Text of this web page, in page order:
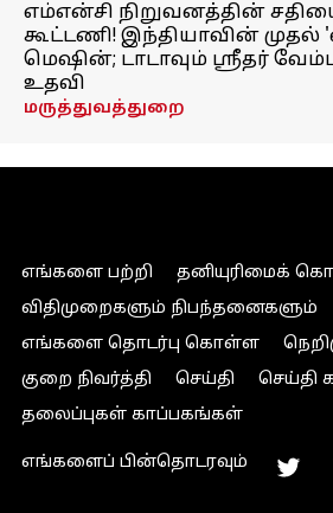
எம்என்சி நிறுவனத்தின்
கூட்டணி! இந்தியாவின்
மெஷின்; டாடாவும் ஸ்ரீதர்
உதவி
மருத்துவத்துறை
எங்களை பற்றி
தனியுரிமைக்
விதிமுறைகளும் நிபந்தனைகளும்
எங்களை தொடர்பு கொள்ள
குறை நிவர்த்தி
செய்தி
செய்தி
தலைப்புகள் காப்பகங்கள்
எங்களைப் பின்தொடரவும்